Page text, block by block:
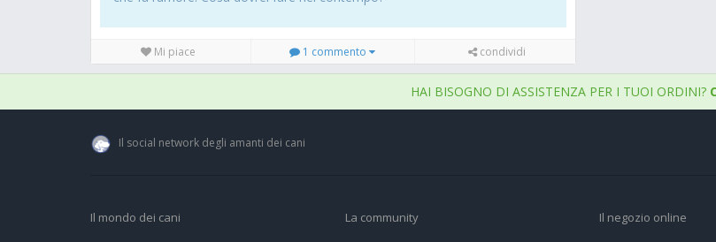
Mi piace 1 commento condividi
HAI BISOGNO DI ASSISTENZA PER I TUOI ORDINI?
Il social network degli amanti dei cani
Il mondo dei cani La community Il negozio online